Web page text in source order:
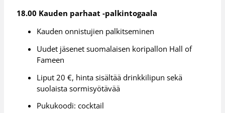
18.00 Kauden parhaat -palkintogaala
Kauden onnistujien palkitseminen
Uudet jäsenet suomalaisen koripallon Hall of
Fameen
Liput 20 €, hinta sisältää drinkkilipun sekä
suolaista sormisyötävää
Pukukoodi: cocktail